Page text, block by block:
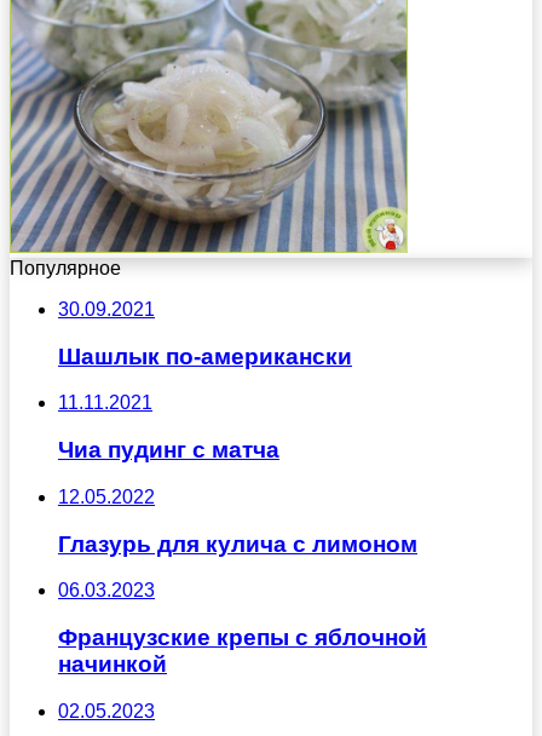
Популярное
30.09.2021
Шашлык по-американски
11.11.2021
Чиа пудинг с матча
12.05.2022
Глазурь для кулича с лимоном
06.03.2023
Французские крепы с яблочной
начинкой
02.05.2023